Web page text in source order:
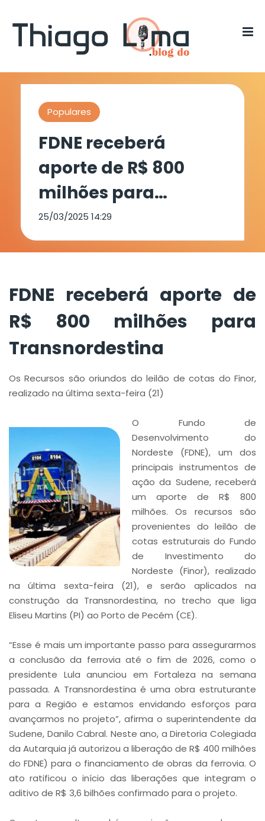
Populares
FDNE receberá
aporte de R$ 800
milhões para
Transnordestina
25/03/2025 14:29
FDNE receberá aporte de
R$ 800 milhões para
Transnordestina
Os Recursos são oriundos do leilão de cotas do Finor,
realizado na última sexta-feira (21)
O Fundo de
Desenvolvimento do
Nordeste (FDNE), um dos
principais instrumentos de
ação da Sudene, receberá
um aporte de R$ 800
milhões. Os recursos são
provenientes do leilão de
cotas estruturais do Fundo
de Investimento do
Nordeste (Finor), realizado
na última sexta-feira (21), e serão aplicados na
construção da Transnordestina, no trecho que liga
Eliseu Martins (PI) ao Porto de Pecém (CE).
“Esse é mais um importante passo para assegurarmos
a conclusão da ferrovia até o fim de 2026, como o
presidente Lula anunciou em Fortaleza na semana
passada. A Transnordestina é uma obra estruturante
para a Região e estamos envidando esforços para
avançarmos no projeto”, afirma o superintendente da
Sudene, Danilo Cabral. Neste ano, a Diretoria Colegiada
da Autarquia já autorizou a liberação de R$ 400 milhões
do FDNE) para o financiamento de obras da ferrovia. O
ato ratificou o início das liberações que integram o
aditivo de R$ 3,6 bilhões confirmado para o projeto.